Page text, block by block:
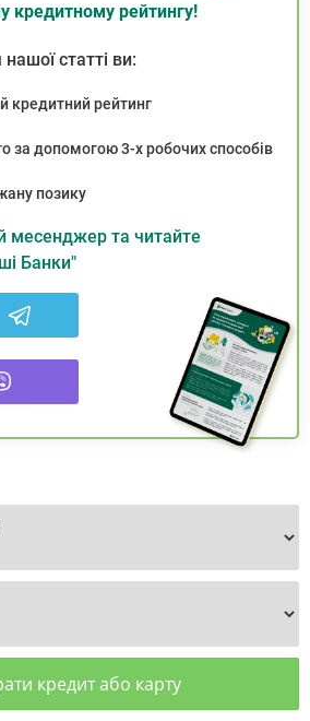
кредитному рейтингу!
статті ви:
кредитний рейтинг
за допомогою 3-х робочих способів
позику
месенджер та читайте
Банки"
кредит або карту